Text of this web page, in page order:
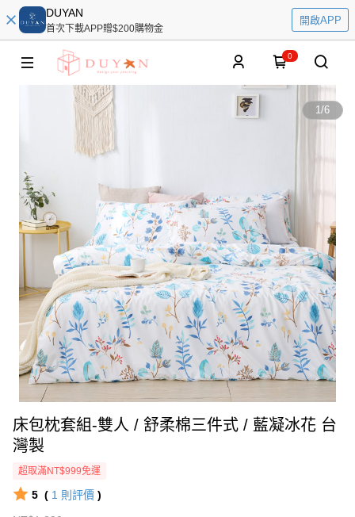
DUYAN
首次下載APP贈$200購物金
開啟APP
0
1/6
床包枕套組-雙人 / 舒柔棉三件式 / 藍凝冰花 台
灣製
超取滿NT$999免運
5 ( 1 則評價 )